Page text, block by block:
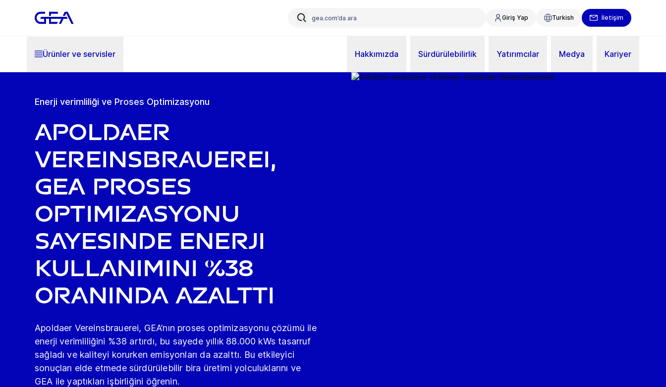
Giriş Yap Turkish İletişim
Ürünler ve servisler Hakkımızda Sürdürülebilirlik Yatırımcılar Medya Kariyer
Enerji verimliliği ve Proses Optimizasyonu
Apoldaer
Vereinsbrauerei,
GEA proses
optimizasyonu
sayesinde enerji
kullanımını %38
oranında azalttı
Apoldaer Vereinsbrauerei, GEA’nın proses optimizasyonu çözümü ile
enerji verimliliğini %38 artırdı, bu sayede yıllık 88.000 kWs tasarruf
sağladı ve kaliteyi korurken emisyonları da azalttı. Bu etkileyici
sonuçları elde etmede sürdürülebilir bira üretimi yolculuklarını ve
GEA ile yaptıkları işbirliğini öğrenin.